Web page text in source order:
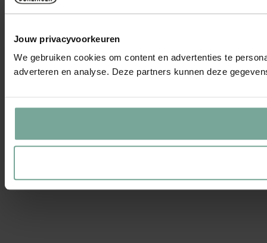
Jouw privacyvoorkeuren
We gebruiken cookies om content en advertenties te
adverteren en analyse. Deze partners kunnen deze